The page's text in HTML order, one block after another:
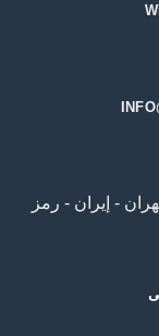
طهران - إيران - رمز